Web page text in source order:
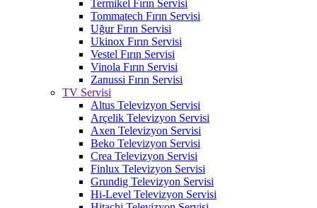
Termikel Fırın Servisi
Tommatech Fırın Servisi
Uğur Fırın Servisi
Ukinox Fırın Servisi
Vestel Fırın Servisi
Vinola Fırın Servisi
Zanussi Fırın Servisi
TV Servisi
Altus Televizyon Servisi
Arçelik Televizyon Servisi
Axen Televizyon Servisi
Beko Televizyon Servisi
Crea Televizyon Servisi
Finlux Televizyon Servisi
Grundig Televizyon Servisi
Hi-Level Televizyon Servisi